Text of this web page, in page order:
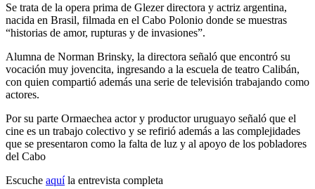
Se trata de la opera prima de Glezer directora y actriz argentina,
nacida en Brasil, filmada en el Cabo Polonio donde se muestras
“historias de amor, rupturas y de invasiones”.
Alumna de Norman Brinsky, la directora señaló que encontró su
vocación muy jovencita, ingresando a la escuela de teatro Calibán,
con quien compartió además una serie de televisión trabajando como
actores.
Por su parte Ormaechea actor y productor uruguayo señaló que el
cine es un trabajo colectivo y se refirió además a las complejidades
que se presentaron como la falta de luz y al apoyo de los pobladores
del Cabo
Escuche aquíla entrevista completa